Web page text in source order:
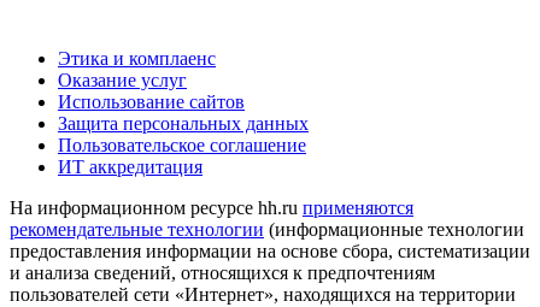
Этика и комплаенс
Оказание услуг
Использование сайтов
Защита персональных данных
Пользовательское соглашение
ИТ аккредитация
На информационном ресурсе hh.ru применяются
рекомендательные технологии (информационные технологии
предоставления информации на основе сбора, систематизации
и анализа сведений, относящихся к предпочтениям
пользователей сети «Интернет», находящихся на территории